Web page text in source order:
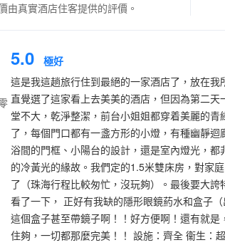
由真實酒店住客提供的評價。
5.0 極好
這是我這趟旅行住到最絕的一家酒店了，放在
直覺選了這家看上去美美的酒店，但因為第二
堂不大，乾淨整潔，前台小姐姐都穿着美麗的
了，每個門口都有一盞方形的小燈，有種幽靜
浴間的門框、小陽台的設計，還是室內燈光，
的冷黃光的緣故。我們定的1.5米雙床房，對家
了（珠海行程比較匆忙，沒玩夠）。最後要大
看了一下， 正好有我缺的隱形眼鏡葯水和盒子
這個盒子甚至帶鏡子啊！！好方便啊！還有就
住夠，一切都那麼完美！！ 設施：齊全 衞生：